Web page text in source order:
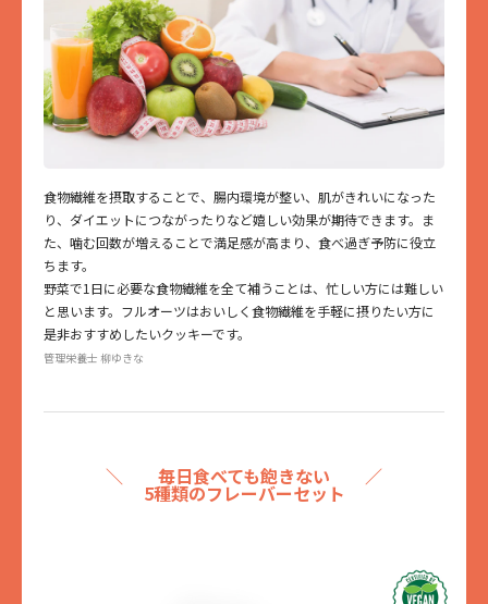
食物繊維を摂取することで、腸内環境が整い、肌がきれいになった
り、ダイエットにつながったりなど嬉しい効果が期待できます。ま
た、噛む回数が増えることで満足感が高まり、食べ過ぎ予防に役立
ちます。
野菜で1日に必要な食物繊維を全て補うことは、忙しい方には難しい
と思います。フルオーツはおいしく食物繊維を手軽に摂りたい方に
是非おすすめしたいクッキーです。
管理栄養士 柳ゆきな
＼ 毎日食べても飽きない ／
5種類のフレーバーセット